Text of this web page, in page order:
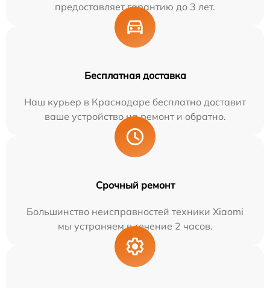
предоставляет гарантию до 3 лет.
Бесплатная доставка
Наш курьер в Краснодаре бесплатно доставит
ваше устройство на ремонт и обратно.
Срочный ремонт
Большинство неисправностей техники Xiaomi
мы устраняем в течение 2 часов.